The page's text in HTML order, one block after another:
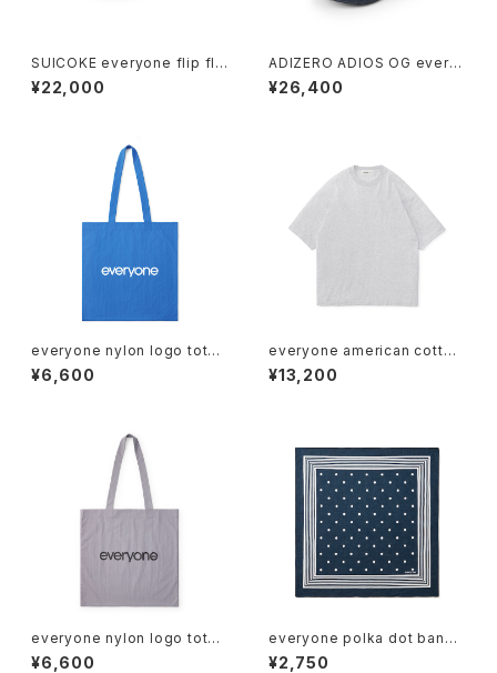
SUICOKE everyone flip flo
p (BLACK)
¥22,000
ADIZERO ADIOS OG every
one (LEGEND INK)
¥26,400
everyone nylon logo tote
bag (BLUE)
¥6,600
everyone american cotton
tee shirt (ASH)
¥13,200
everyone nylon logo tote
bag (GRAY)
¥6,600
everyone polka dot banda
na (NAVY)
¥2,750